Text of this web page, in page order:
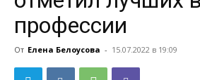
профессии
От Елена Белоусова - 15.07.2022 в 19:09